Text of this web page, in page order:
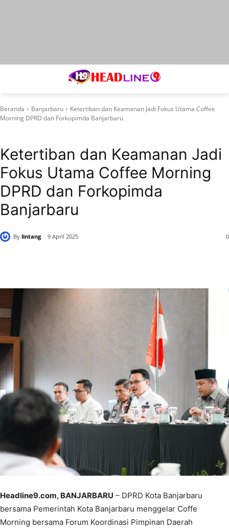
Beranda Banjarbaru
Ketertiban dan Keamanan Jadi Fokus Utama Coffee
Morning DPRD dan Forkopimda Banjarbaru
Ketertiban dan Keamanan Jadi
Fokus Utama Coffee Morning
DPRD dan Forkopimda
Banjarbaru
By lintang 9 April 2025 0
Headline9.com, BANJARBARU – DPRD Kota Banjarbaru
bersama Pemerintah Kota Banjarbaru menggelar Coffe
Morning bersama Forum Koordinasi Pimpinan Daerah